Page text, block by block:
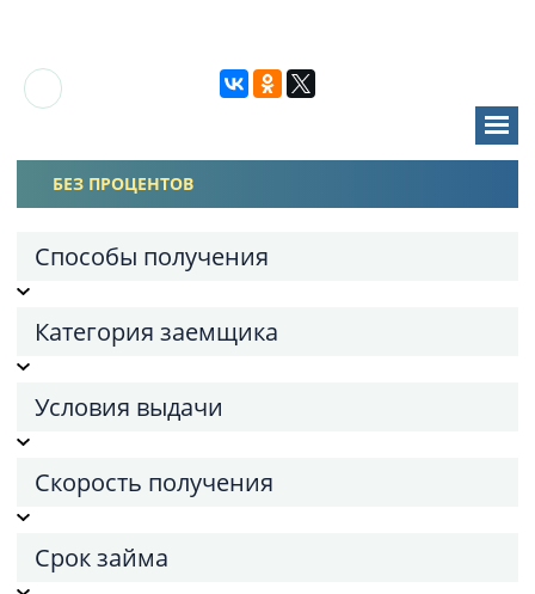
БЕЗ ПРОЦЕНТОВ
Способы получения
Категория заемщика
Условия выдачи
Скорость получения
Срок займа